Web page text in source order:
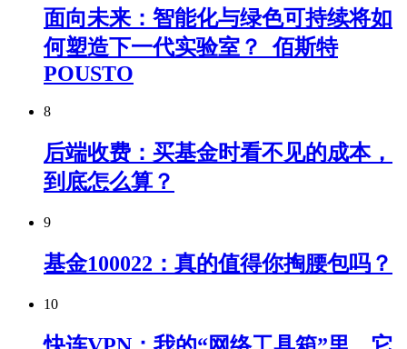
面向未来：智能化与绿色可持续将如
何塑造下一代实验室？_佰斯特
POUSTO
8
后端收费：买基金时看不见的成本，
到底怎么算？
9
基金100022：真的值得你掏腰包吗？
10